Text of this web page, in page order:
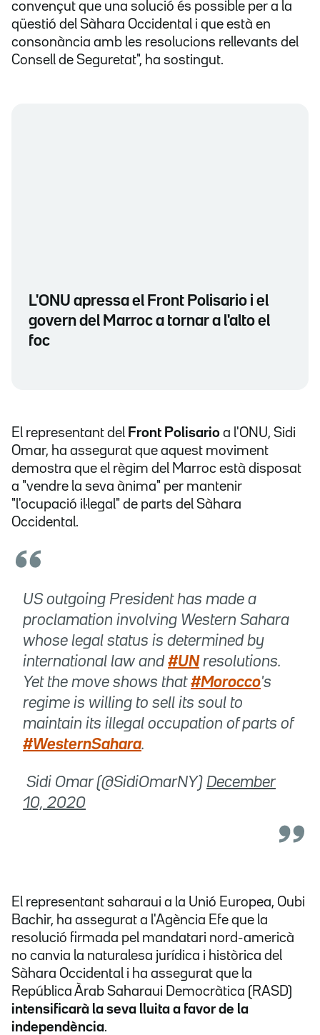
convençut que una solució és possible per a la
qüestió del Sàhara Occidental i que està en
consonància amb les resolucions rellevants del
Consell de Seguretat", ha sostingut.
L'ONU apressa el Front Polisario i el
govern del Marroc a tornar a l'alto el
foc
El representant del Front Polisario a l'ONU, Sidi
Omar, ha assegurat que aquest moviment
demostra que el règim del Marroc està disposat
a "vendre la seva ànima" per mantenir
"l'ocupació il·legal" de parts del Sàhara
Occidental.
US outgoing President has made a
proclamation involving Western Sahara
whose legal status is determined by
international law and #UN resolutions.
Yet the move shows that #Morocco's
regime is willing to sell its soul to
maintain its illegal occupation of parts of
#WesternSahara.
 Sidi Omar (@SidiOmarNY) December
10, 2020
El representant saharaui a la Unió Europea, Oubi
Bachir, ha assegurat a l'Agència Efe que la
resolució firmada pel mandatari nord-americà
no canvia la naturalesa jurídica i històrica del
Sàhara Occidental i ha assegurat que la
República Àrab Saharaui Democràtica (RASD)
intensificarà la seva lluita a favor de la
independència.